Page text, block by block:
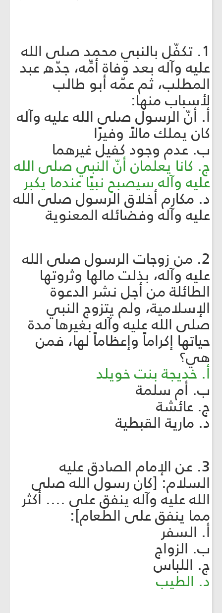
1. تكفّل بالنبي محمد صلى الله
عليه وآله بعد وفاة أمِّه، جدّه عبد
المطلب، ثم عمّه أبو طالب
لأسباب منها:
أ. أنّ الرسول صلى الله عليه وآله
كان يملك مالاً وفيرًا
ب. عدم وجود كفيل غيرهما
ج. كانا يعلمان أنّ النبي صلى الله
عليه وآله سيصبح نبيًا عندما يكبر
د. مكارم أخلاق الرسول صلى الله
عليه وآله وفضائله المعنوية
2. من زوجات الرسول صلى الله
عليه وآله، بذلت مالها وثروتها
الطائلة من أجل نشر الدعوة
الإسلامية، ولم يتزوج النبي
صلى الله عليه وآله بغيرها مدة
حياتها إكراماً وإعظاماً لها، فمن
هي؟
أ. خديجة بنت خويلد
ب. أم سلمة
ج. عائشة
د. مارية القبطية
3. عن الإمام الصادق عليه
السلام: [كان رسول الله صلى
الله عليه وآله ينفق على .... أكثر
مما ينفق على الطعام]:
أ. السفر
ب. الزواج
ج. اللباس
د. الطيب